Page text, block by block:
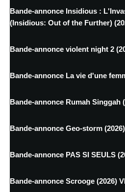
Bande-annonce Insidious :
(Insidious: Out of the Further)
Bande-annonce violent night 2
Bande-annonce La vie d'une
Bande-annonce Rumah Singgah
Bande-annonce Geo-storm
Bande-annonce PAS SI SEULS
Bande-annonce Scrooge (2026)